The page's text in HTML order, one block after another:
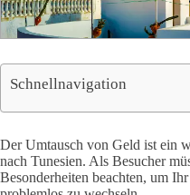
Schnellnavigation
Der Umtausch von Geld ist ein
nach Tunesien. Als Besucher
Besonderheiten beachten, um